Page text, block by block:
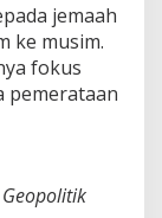
jemaah
ke musim.
fokus
pemerataan